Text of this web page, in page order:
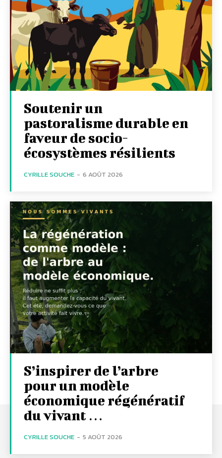
Soutenir un
pastoralisme durable en
faveur de socio-
écosystèmes résilients
CYRILLE SOUCHE - 6 AOÛT 2026
S’inspirer de l’arbre
pour un modèle
économique régénératif
du vivant …
CYRILLE SOUCHE - 5 AOÛT 2026